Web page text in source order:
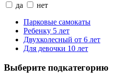
да
нет
Парковые самокаты
Ребенку 5 лет
Двухколесный от 6 лет
Для девочки 10 лет
Выберите подкатегорию